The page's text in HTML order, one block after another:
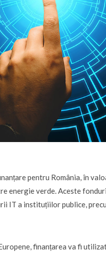
pentru România, în
energie verde. Aceste
IT a instituțiilor publice,
finanțarea va fi